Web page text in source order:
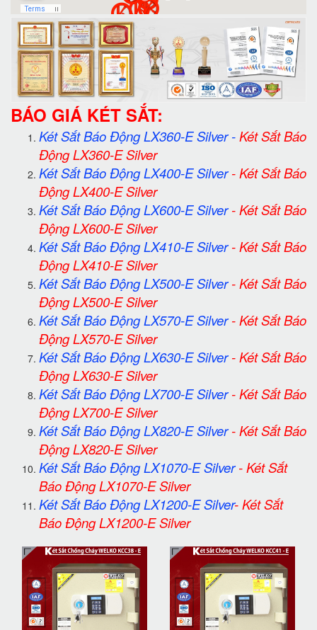
BÁO GIÁ KÉT SẮT:
Két Sắt Báo Động LX360-E Silver-Két Sắt Báo
Động LX360-E Silver
Két Sắt Báo Động LX400-E Silver-Két Sắt Báo
Động LX400-E Silver
Két Sắt Báo Động LX600-E Silver-Két Sắt Báo
Động LX600-E Silver
Két Sắt Báo Động LX410-E Silver-Két Sắt Báo
Động LX410-E Silver
Két Sắt Báo Động LX500-E Silver-Két Sắt Báo
Động LX500-E Silver
Két Sắt Báo Động LX570-E Silver-Két Sắt Báo
Động LX570-E Silver
Két Sắt Báo Động LX630-E Silver-Két Sắt Báo
Động LX630-E Silver
Két Sắt Báo Động LX700-E Silver-Két Sắt Báo
Động LX700-E Silver
Két Sắt Báo Động LX820-E Silver-Két Sắt Báo
Động LX820-E Silver
Két Sắt Báo Động LX1070-E Silver-Két Sắt
Báo Động LX1070-E Silver
Két Sắt Báo Động LX1200-E Silver-Két Sắt
Báo Động LX1200-E Silver